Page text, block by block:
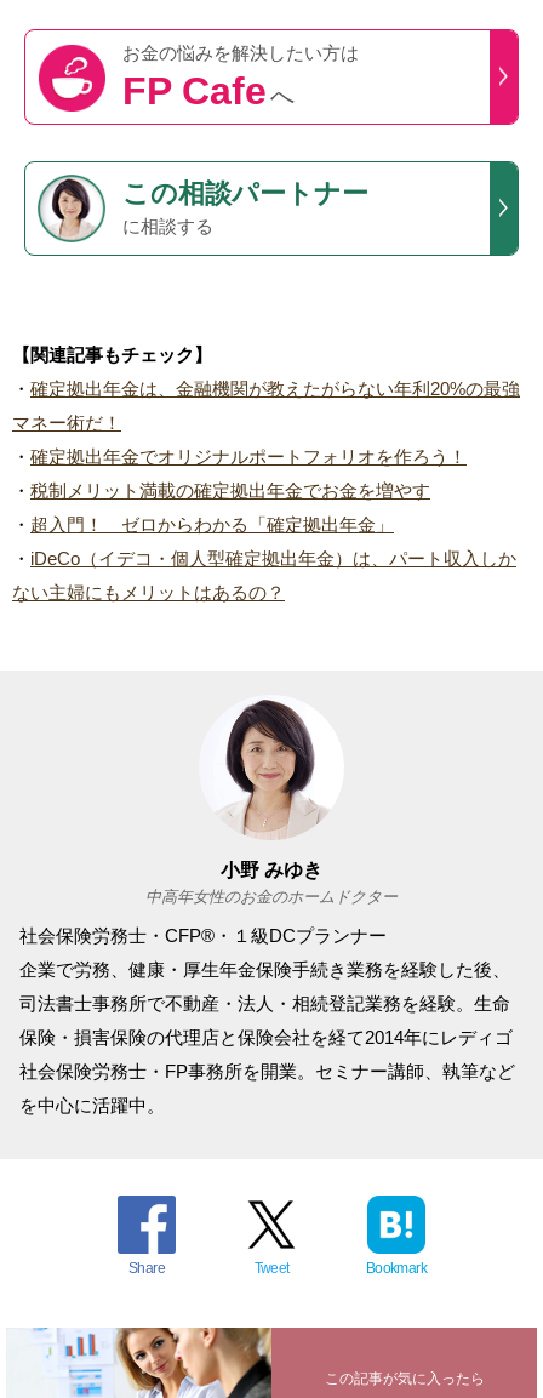
お金の悩みを解決したい方は
FP Cafeへ
この相談パートナー
に相談する
【関連記事もチェック】
・ 確定拠出年金は、金融機関が教えたがらない年利20%の最強
マネー術だ！
・ 確定拠出年金でオリジナルポートフォリオを作ろう！
・ 税制メリット満載の確定拠出年金でお金を増やす
・ 超入門！ ゼロからわかる「確定拠出年金」
・ iDeCo（イデコ・個人型確定拠出年金）は、パート収入しか
ない主婦にもメリットはあるの？
小野 みゆき
中高年女性のお金のホームドクター
社会保険労務士・CFP®・１級DCプランナー
企業で労務、健康・厚生年金保険手続き業務を経験した後、
司法書士事務所で不動産・法人・相続登記業務を経験。生命
保険・損害保険の代理店と保険会社を経て2014年にレディゴ
社会保険労務士・FP事務所を開業。セミナー講師、執筆など
を中心に活躍中。
Share Tweet Bookmark
この記事が気に入ったら